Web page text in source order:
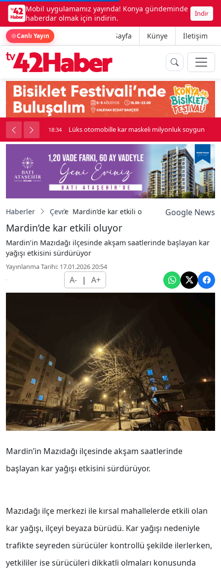
Mobil uygulamamız yayında! Konya gündeminde
haberdar olmak için indirin.
İndir
Canlı Yayın Ana Sayfa Künye İletişim
kavga çıktı 18:34 Lüks otomobille kar maskeli milyonluk soygun
Haberler Çevre Mardin’de kar etkili oluyor Google News
Mardin’de kar etkili oluyor
Mardin’in Mazıdağı ilçesinde akşam saatlerinde başlayan kar
yağışı etkisini sürdürüyor
Yayınlanma Tarihi: 17.01.2026 20:54
A- | A+
Mardin’in Mazıdağı ilçesinde akşam saatlerinde
başlayan kar yağışı etkisini sürdürüyor.
Mazıdağı ilçe merkezi ile kırsal mahallelerde etkili olan
kar yağışı, ilçeyi beyaza bürüdü. Kar yağışı nedeniyle
trafikte seyreden sürücüler kontrollü şekilde ilerlerken,
yetkililer ise sürücüleri dikkatli olmaları konusunda